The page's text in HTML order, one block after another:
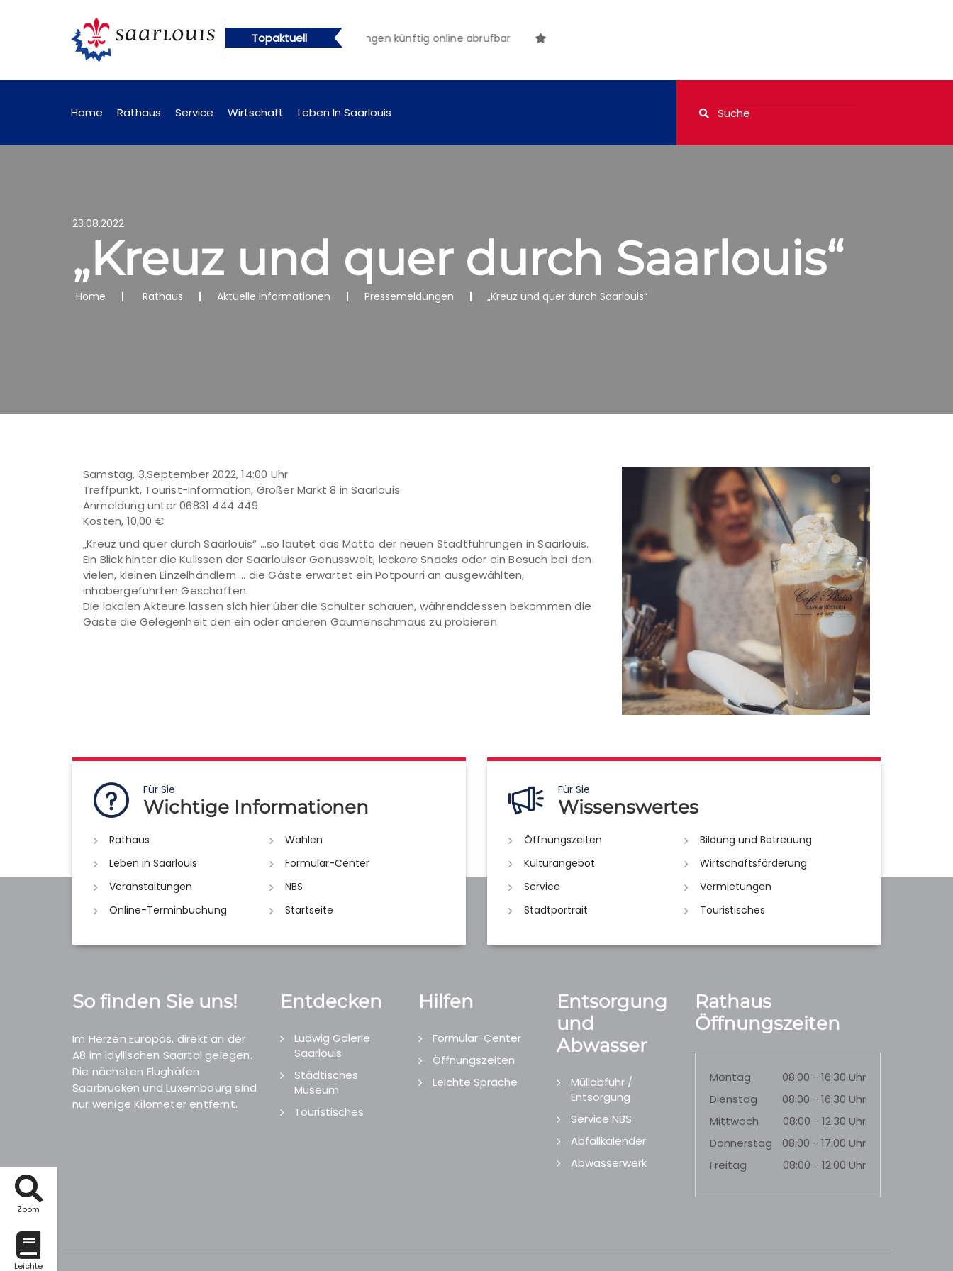
Zoom
Leichte
Topaktuell
künftig online abrufbar Öffentliche Bekanntmachungen künftig online abrufbar
Home Rathaus Service Wirtschaft Leben In Saarlouis
23.08.2022
„Kreuz und quer durch Saarlouis“
Home Rathaus Aktuelle Informationen Pressemeldungen „Kreuz und quer durch Saarlouis“
Samstag, 3.September 2022, 14:00 Uhr
Treffpunkt, Tourist-Information, Großer Markt 8 in Saarlouis
Anmeldung unter 06831 444 449
Kosten, 10,00 €
„Kreuz und quer durch Saarlouis“ …so lautet das Motto der neuen Stadtführungen in Saarlouis.
Ein Blick hinter die Kulissen der Saarlouiser Genusswelt, leckere Snacks oder ein Besuch bei den
vielen, kleinen Einzelhändlern … die Gäste erwartet ein Potpourri an ausgewählten,
inhabergeführten Geschäften.
Die lokalen Akteure lassen sich hier über die Schulter schauen, währenddessen bekommen die
Gäste die Gelegenheit den ein oder anderen Gaumenschmaus zu probieren.
Für Sie
Wichtige Informationen
Rathaus
Wahlen
Leben in Saarlouis
Formular-Center
Veranstaltungen
NBS
Online-Terminbuchung
Startseite
Für Sie
Wissenswertes
Öffnungszeiten
Bildung und Betreuung
Kulturangebot
Wirtschaftsförderung
Service
Vermietungen
Stadtportrait
Touristisches
So finden Sie uns!
Im Herzen Europas, direkt an der
A8 im idyllischen Saartal gelegen.
Die nächsten Flughäfen
Saarbrücken und Luxembourg sind
nur wenige Kilometer entfernt.
Entdecken
Ludwig Galerie
Saarlouis
Städtisches
Museum
Touristisches
Hilfen
Formular-Center
Öffnungszeiten
Leichte Sprache
Entsorgung
und
Abwasser
Müllabfuhr /
Entsorgung
Service NBS
Abfallkalender
Abwasserwerk
Rathaus
Öffnungszeiten
Montag
08:00 - 16:30 Uhr
Dienstag
08:00 - 16:30 Uhr
Mittwoch
08:00 - 12:30 Uhr
Donnerstag
08:00 - 17:00 Uhr
Freitag
08:00 - 12:00 Uhr